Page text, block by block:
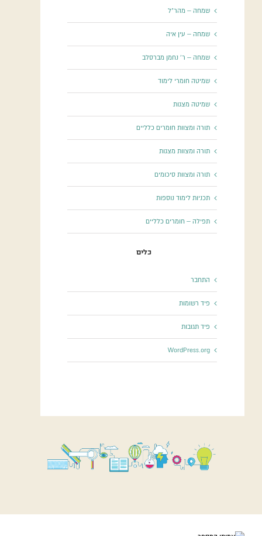
שמחה – מהר"ל
שמחה – עין איה
שמחה – ר' נחמן מברסלב
שמיטה חומרי לימוד
שמיטה מצגות
תורה ומצוות חומרים כלליים
תורה ומצוות מצגות
תורה ומצוות סיכומים
תכניות לימוד נוספות
תפילה – חומרים כלליים
כלים
התחבר
פיד רשומות
פיד תגובות
WordPress.org